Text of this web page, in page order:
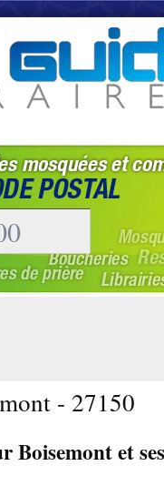
- 27150
Boisemont et